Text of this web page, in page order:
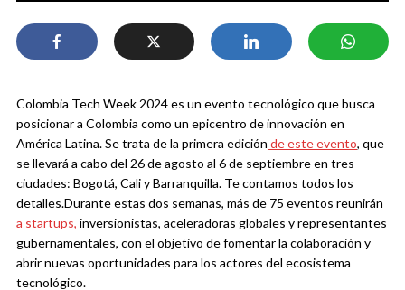
Colombia Tech Week 2024 es un evento tecnológico que busca
posicionar a Colombia como un epicentro de innovación en
América Latina. Se trata de la primera edición de este evento, que
se llevará a cabo del 26 de agosto al 6 de septiembre en tres
ciudades: Bogotá, Cali y Barranquilla. Te contamos todos los
detalles.Durante estas dos semanas, más de 75 eventos reunirán
a startups, inversionistas, aceleradoras globales y representantes
gubernamentales, con el objetivo de fomentar la colaboración y
abrir nuevas oportunidades para los actores del ecosistema
tecnológico.